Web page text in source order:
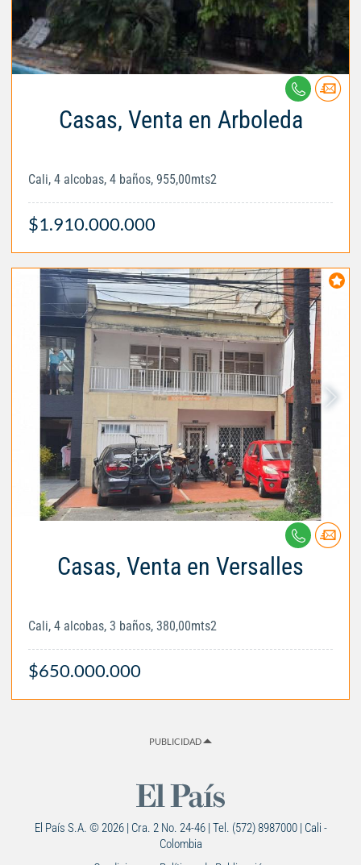
Casas, Venta en Arboleda
Cali, 4 alcobas, 4 baños, 955,00mts2
$1.910.000.000
Casas, Venta en Versalles
Cali, 4 alcobas, 3 baños, 380,00mts2
$650.000.000
PUBLICIDAD
El País S.A. © 2026 | Cra. 2 No. 24-46 | Tel. (572) 8987000 | Cali -
Colombia